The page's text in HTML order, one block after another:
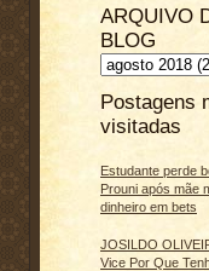
ARQUIVO
BLOG
Postagens
visitadas
Estudante perde
Prouni após mãe
dinheiro em bets
JOSILDO
Vice Por Que